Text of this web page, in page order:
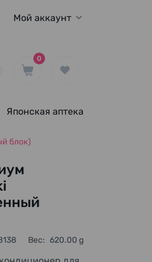
0
Мой аккаунт
Японская аптека
блок)
Вес: 620.00 g